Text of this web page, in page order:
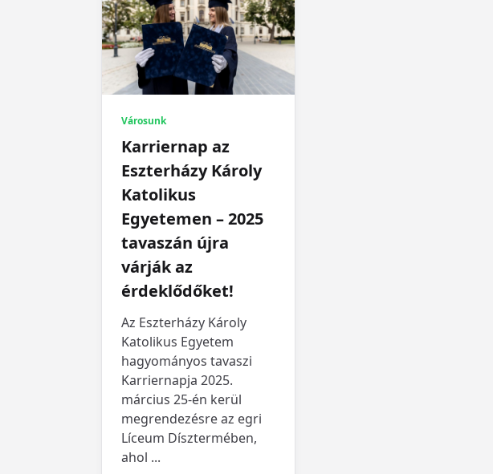
Városunk
Karriernap az
Eszterházy Károly
Katolikus
Egyetemen – 2025
tavaszán újra
várják az
érdeklődőket!
Az Eszterházy Károly
Katolikus Egyetem
hagyományos tavaszi
Karriernapja 2025.
március 25-én kerül
megrendezésre az egri
Líceum Dísztermében,
ahol ...